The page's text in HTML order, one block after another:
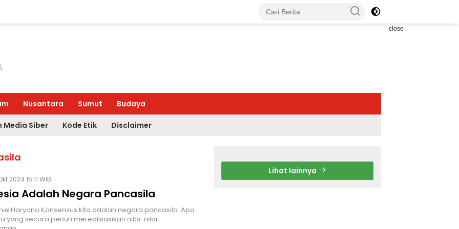
close
Nusantara Sumut Budaya
Media Siber Kode Etik Disclaimer
2024 15:11 WIB
Adalah Negara Pancasila
Haryono Konsensus kita adalah negara pancasila. Apa
yang secara penuh merealisasikan nilai-nilai
Lihat lainnya